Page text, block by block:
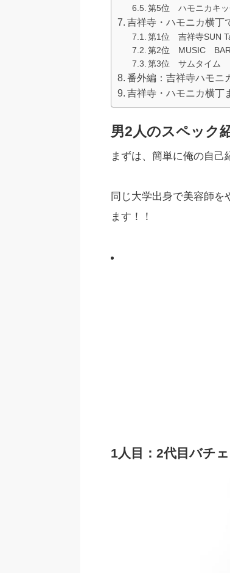
第5位 ハモニカキッ
吉祥寺・ハモニカ横丁
第1位 吉祥寺SUN
第2位 MUSIC
第3位 サムタイム
番外編：吉祥寺ハモニ
吉祥寺・ハモニカ横丁
男2人のスペック
まずは、簡単に俺の自己
同じ大学出身で美容師
ます！！
1人目：2代目バチ